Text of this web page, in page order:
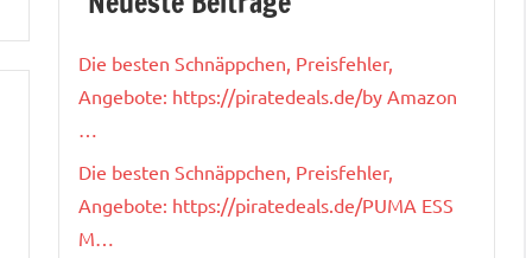
Die besten Schnäppchen, Preisfehler,
Angebote: https://piratedeals.de/by Amazon
Die besten Schnäppchen, Preisfehler,
Angebote: https://piratedeals.de/PUMA ESS
M…